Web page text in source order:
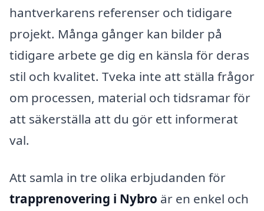
hantverkarens referenser och tidigare
projekt. Många gånger kan bilder på
tidigare arbete ge dig en känsla för deras
stil och kvalitet. Tveka inte att ställa frågor
om processen, material och tidsramar för
att säkerställa att du gör ett informerat
val.
Att samla in tre olika erbjudanden för
trapprenovering i Nybro är en enkel och